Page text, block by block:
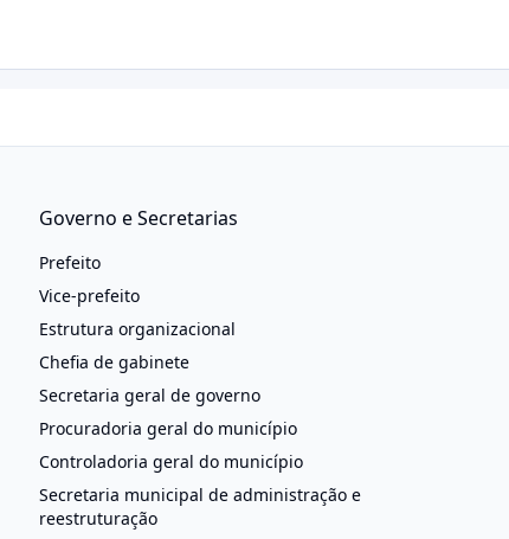
Governo e Secretarias
Prefeito
Vice-prefeito
Estrutura organizacional
Chefia de gabinete
Secretaria geral de governo
Procuradoria geral do município
Controladoria geral do município
Secretaria municipal de administração e
reestruturação